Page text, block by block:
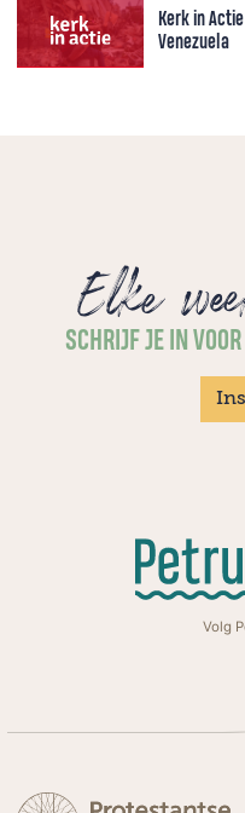
Kerk in
Venezuela
Elke
SCHRIJF JE IN
Volg